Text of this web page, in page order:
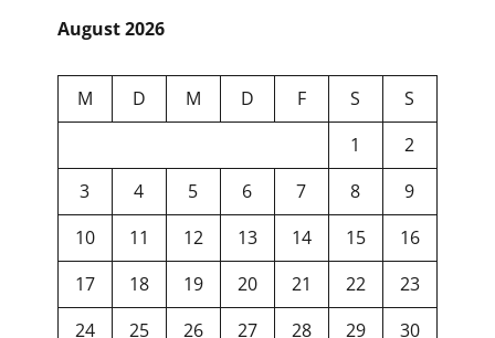
August 2026
M D M D F S
S
1
2
3
4 5 6 7 8
9
10
11 12 13 14 15
16
17
18 19 20 21 22
23
24
25 26 27 28 29 30